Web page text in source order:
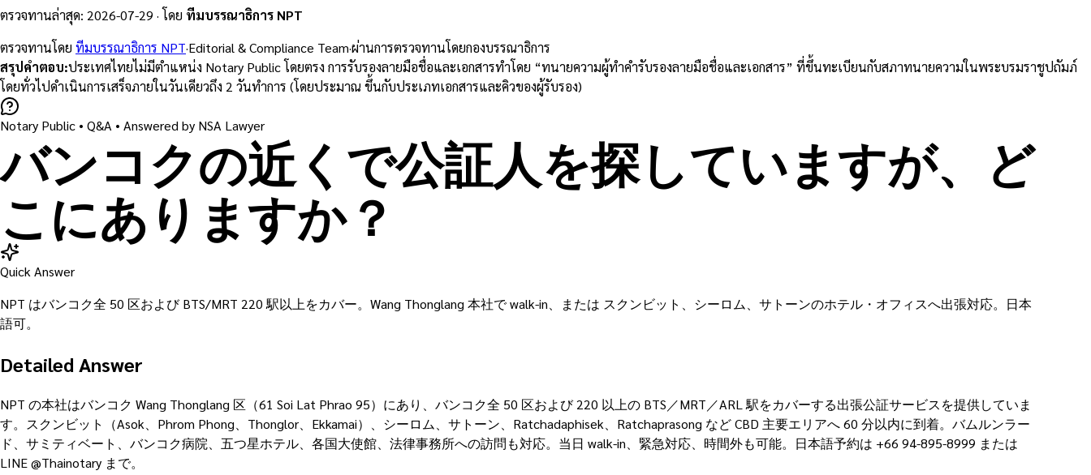
ตรวจทานล่าสุด: 2026-07-29 · โดย ทีมบรรณาธิการ NPT
ตรวจทานโดย ทีมบรรณาธิการ NPT·Editorial & Compliance Team·ผ่านการตรวจทานโดยกองบรรณาธิการ
สรุปคำตอบ:ประเทศไทยไม่มีตำแหน่ง Notary Public โดยตรง การรับรองลายมือชื่อและเอกสารทำโดย “ทนายความผู้ทำคำรับรองลายมือชื่อและเอกสาร” ที่ขึ้นทะเบียนกับสภาทนายความในพระบรมราชูปถัมภ์
โดยทั่วไปดำเนินการเสร็จภายในวันเดียวถึง 2 วันทำการ (โดยประมาณ ขึ้นกับประเภทเอกสารและคิวของผู้รับรอง)
Notary Public • Q&A • Answered by NSA Lawyer
バンコクの近くで公証人を探していますが、ど
こにありますか？
Quick Answer
NPT はバンコク全 50 区および BTS/MRT 220 駅以上をカバー。Wang Thonglang 本社で walk-in、または スクンビット、シーロム、サトーンのホテル・オフィスへ出張対応。日本
語可。
Detailed Answer
NPT の本社はバンコク Wang Thonglang 区（61 Soi Lat Phrao 95）にあり、バンコク全 50 区および 220 以上の BTS／MRT／ARL 駅をカバーする出張公証サービスを提供していま
す。スクンビット（Asok、Phrom Phong、Thonglor、Ekkamai）、シーロム、サトーン、Ratchadaphisek、Ratchaprasong など CBD 主要エリアへ 60 分以内に到着。バムルンラー
ド、サミティベート、バンコク病院、五つ星ホテル、各国大使館、法律事務所への訪問も対応。当日 walk-in、緊急対応、時間外も可能。日本語予約は +66 94-895-8999 または
LINE @Thainotary まで。